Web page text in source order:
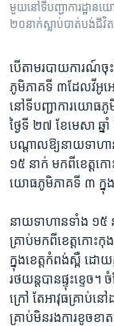
មួយ​នៅ​ទី​បញ្ជាការ​ដ្ឋាន​
២០​នាក់​ស្លាប់​បាត់​បង់​ជីវិ
បើ​តាម​របាយ​ការណ៍​
ភូមិភាគ​ទី ៣​ដែល​វីអូអេ​
នៅ​ទី​បញ្ជា​ការ​យោធ​ភូ
ថ្ងៃ​ទី​ ២៧ ​ខែ​មេសា
បណ្តាល​ឱ្យ​នាយ​ទាហា
១៥ ​នាក់​ មក​ពី​ខេត្ត​ក
យោធ​ភូមិ​ភាគ​ទី ៣ ​ក្នុង​
នាយ​ទាហាន​ទាំង ​១៥
គ្រាប់​មក​ពី​ខេត្ត​កោះ
ក្នុង​ខេត្ត​កំពង់ស្ពឺ ​ដោ
រថយន្ត​បាន​ផ្ទុះ​ខ្ទេច
ក្រៅ ​តែ​អាវុធ​គ្រាប់​ន
គ្រាប់​មិន​រង​ការ​ខូច​ខា